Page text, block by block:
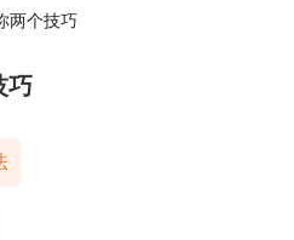
两个技巧
巧